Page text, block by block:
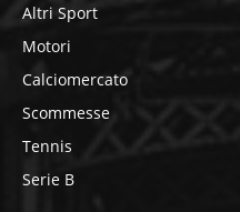
Altri Sport
Motori
Calciomercato
Scommesse
Tennis
Serie B